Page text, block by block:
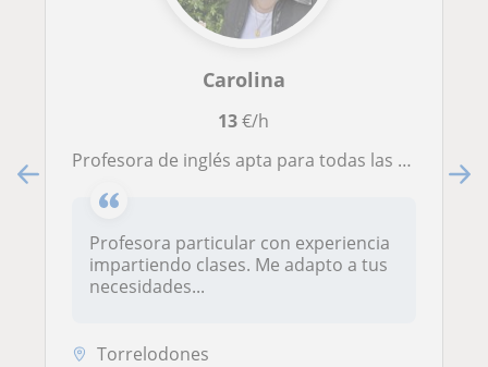
Carolina
13€/h
Profesora de inglés apta para todas las edades y niveles
Profesora particular con experiencia
impartiendo clases. Me adapto a tus
necesidades...
Torrelodones